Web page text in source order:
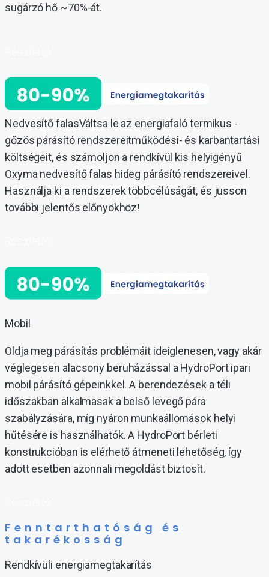
sugárzó hő ~70%-át.
Nedvesítő falasVáltsa le az energiafaló termikus -
gőzös párásító rendszereitműködési- és karbantartási
költségeit, és számoljon a rendkívül kis helyigényű
Oxyma nedvesítő falas hideg párásító rendszereivel.
Használja ki a rendszerek többcélúságát, és jusson
további jelentős előnyökhöz!
Mobil
Oldja meg párásítás problémáit ideiglenesen, vagy akár
véglegesen alacsony beruházással a HydroPort ipari
mobil párásító gépeinkkel. A berendezések a téli
időszakban alkalmasak a belső levegő pára
szabályzására, míg nyáron munkaállomások helyi
hűtésére is használhatók. A HydroPort bérleti
konstrukcióban is elérhető átmeneti lehetőség, így
adott esetben azonnali megoldást biztosít.
Fenntarthatóság és
takarékosság
Rendkívüli energiamegtakarítás